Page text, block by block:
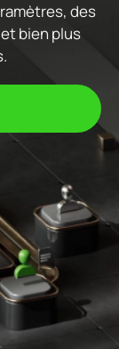
des
bien plus